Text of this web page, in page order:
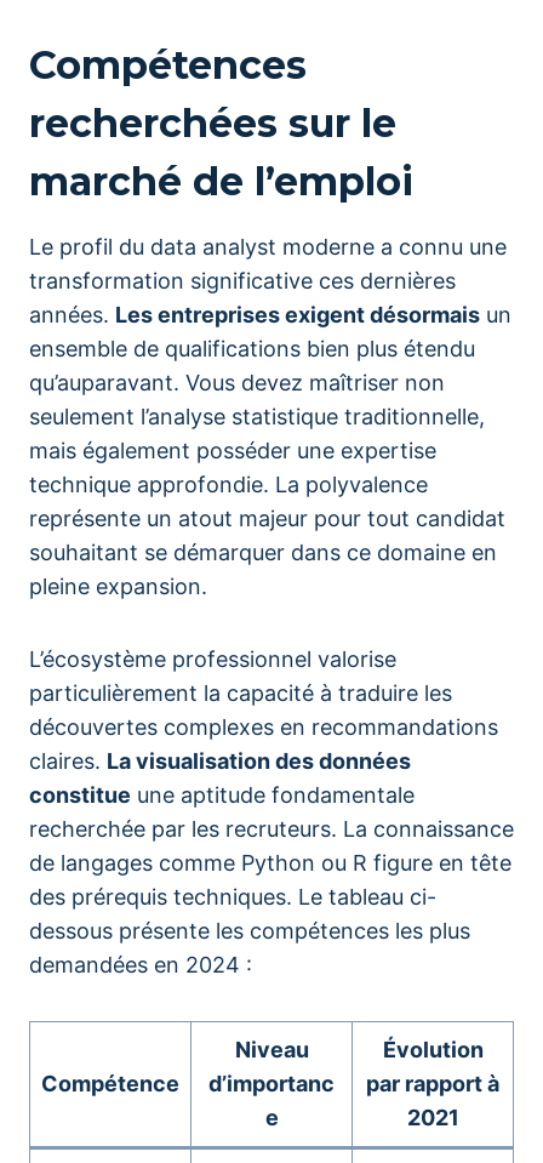
Compétences
recherchées sur le
marché de l’emploi
Le profil du data analyst moderne a connu une
transformation significative ces dernières
années. Les entreprises exigent désormais un
ensemble de qualifications bien plus étendu
qu’auparavant. Vous devez maîtriser non
seulement l’analyse statistique traditionnelle,
mais également posséder une expertise
technique approfondie. La polyvalence
représente un atout majeur pour tout candidat
souhaitant se démarquer dans ce domaine en
pleine expansion.
L’écosystème professionnel valorise
particulièrement la capacité à traduire les
découvertes complexes en recommandations
claires. La visualisation des données
constitue une aptitude fondamentale
recherchée par les recruteurs. La connaissance
de langages comme Python ou R figure en tête
des prérequis techniques. Le tableau ci-
dessous présente les compétences les plus
demandées en 2024 :
Compétence
Niveau
d’importanc
e
Évolution
par rapport à
2021